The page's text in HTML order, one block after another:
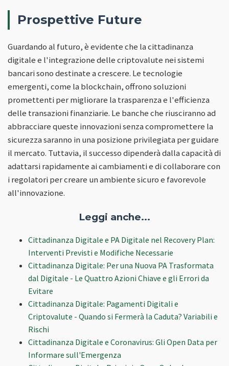
Prospettive Future
Guardando al futuro, è evidente che la cittadinanza
digitale e l'integrazione delle criptovalute nei sistemi
bancari sono destinate a crescere. Le tecnologie
emergenti, come la blockchain, offrono soluzioni
promettenti per migliorare la trasparenza e l'efficienza
delle transazioni finanziarie. Le banche che riusciranno ad
abbracciare queste innovazioni senza compromettere la
sicurezza saranno in una posizione privilegiata per guidare
il mercato. Tuttavia, il successo dipenderà dalla capacità di
adattarsi rapidamente ai cambiamenti e di collaborare con
i regolatori per creare un ambiente sicuro e favorevole
all'innovazione.
Leggi anche...
Cittadinanza Digitale e PA Digitale nel Recovery Plan:
Interventi Previsti e Modifiche Necessarie
Cittadinanza Digitale: Per una Nuova PA Trasformata
dal Digitale - Le Quattro Azioni Chiave e gli Errori da
Evitare
Cittadinanza Digitale: Pagamenti Digitali e
Criptovalute - Quando si Fermerà la Caduta? Variabili e
Rischi
Cittadinanza Digitale e Coronavirus: Gli Open Data per
Informare sull'Emergenza